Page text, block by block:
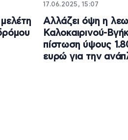
17.06.2025, 15:07
Αλλάζει όψη η
Καλοκαιρινού-
πίστωση ύψους
ευρώ για την